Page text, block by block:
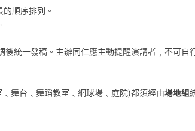
順序排列。
統一發稿。主辦同仁應主動提醒演講者﹐不可自
舞台﹑舞蹈教室﹑網球場﹑庭院)都須經由場地組